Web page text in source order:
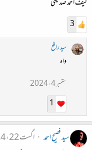
کیف احمد صدیقی
3
سید رافع
واہ
ستمبر 4، 2024
1
سید فصیح احمد
اگست 22، 2024